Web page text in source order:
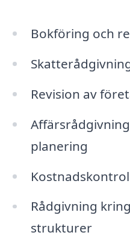
Bokföring och
Revision av
planering
Rådgivning
strukturer